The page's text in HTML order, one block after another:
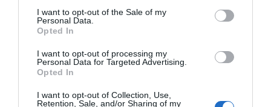
I want to opt-out of the Sale of my
Personal Data.
Opted In
I want to opt-out of processing my
Personal Data for Targeted Advertising.
Opted In
I want to opt-out of Collection, Use,
Retention, Sale, and/or Sharing of my
Opinión
Enormes minucias
por Eulogio López